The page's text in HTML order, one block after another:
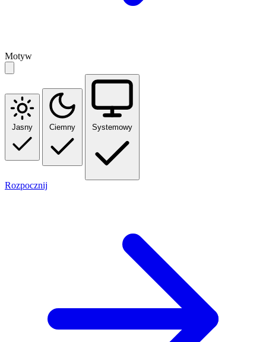
Motyw
Jasny Ciemny Systemowy
Rozpocznij